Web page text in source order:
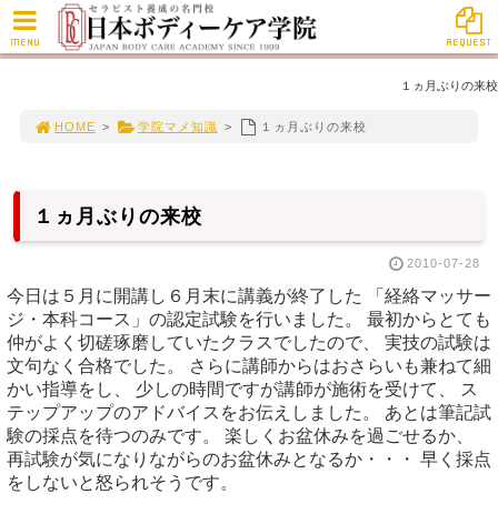
１ヵ月ぶりの来校
HOME > 学院マメ知識 > １ヵ月ぶりの来校
１ヵ月ぶりの来校
2010-07-28
今日は５月に開講し６月末に講義が終了した 「経絡マッサー
ジ・本科コース」の認定試験を行いました。 最初からとても
仲がよく切磋琢磨していたクラスでしたので、 実技の試験は
文句なく合格でした。 さらに講師からはおさらいも兼ねて細
かい指導をし、 少しの時間ですが講師が施術を受けて、 ス
テップアップのアドバイスをお伝えしました。 あとは筆記試
験の採点を待つのみです。 楽しくお盆休みを過ごせるか、
再試験が気になりながらのお盆休みとなるか・・・ 早く採点
をしないと怒られそうです。
MENU REQUEST